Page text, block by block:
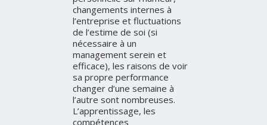
changements internes à
l’entreprise et fluctuations
de l’estime de soi (si
nécessaire à un
management serein et
efficace), les raisons de voir
sa propre performance
changer d’une semaine à
l’autre sont nombreuses.
L’apprentissage, les
compétences